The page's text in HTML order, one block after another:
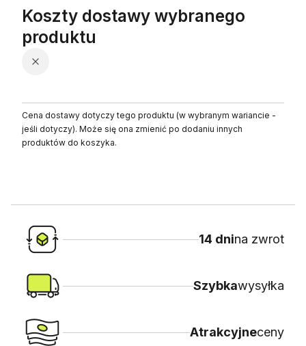
Koszty dostawy wybranego
produktu
Cena dostawy dotyczy tego produktu (w wybranym wariancie -
jeśli dotyczy). Może się ona zmienić po dodaniu innych
produktów do koszyka.
14 dnina zwrot
Szybkawysyłka
Atrakcyjneceny